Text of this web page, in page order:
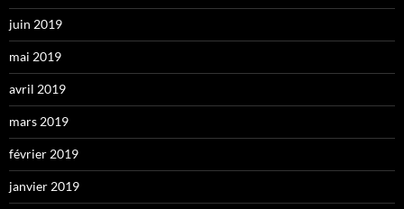
juin 2019
mai 2019
avril 2019
mars 2019
février 2019
janvier 2019